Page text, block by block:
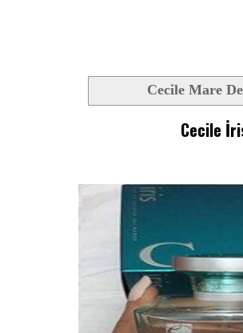
Cecile Mare
Cecile